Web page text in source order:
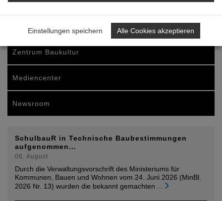
Zentrum Baukultur
Mediencenter
Newsroom
SchulbauR in Technische Baubestimmungen
aufgenommen…
06. August
Durch die Verwaltungsvorschrift des Ministeriums für
Kommunen, Bauen und Wohnen vom 24. Juni 2026 (MinBl.
2026 Nr. 13) wurden die bekannt gemachten
Einstellungen speichern Alle Cookies akzeptieren